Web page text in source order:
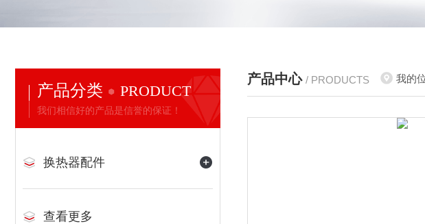
产品分类 PRODUCT
我们相信好的产品是信誉的保证！
换热器配件
查看更多
产品中心 / PRODUCTS 我的